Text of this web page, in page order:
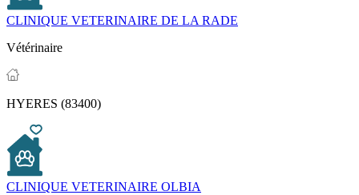
CLINIQUE VETERINAIRE DE LA RADE
Vétérinaire
HYERES (83400)
CLINIQUE VETERINAIRE OLBIA